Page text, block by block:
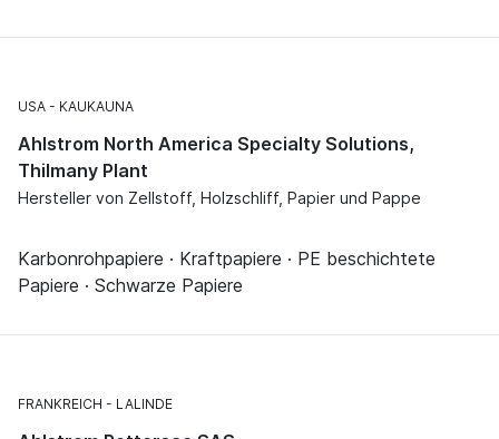
USA KAUKAUNA
Ahlstrom North America Specialty Solutions,
Thilmany Plant
Hersteller von Zellstoff, Holzschliff, Papier und Pappe
Karbonrohpapiere · Kraftpapiere · PE beschichtete
Papiere · Schwarze Papiere
FRANKREICH LALINDE